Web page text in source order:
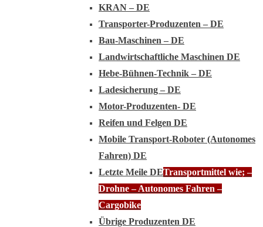
KRAN – DE
Transporter-Produzenten – DE
Bau-Maschinen – DE
Landwirtschaftliche Maschinen DE
Hebe-Bühnen-Technik – DE
Ladesicherung – DE
Motor-Produzenten- DE
Reifen und Felgen DE
Mobile Transport-Roboter (Autonomes
Fahren) DE
Letzte Meile DETransportmittel wie; –
Drohne – Autonomes Fahren –
Cargobike
Übrige Produzenten DE